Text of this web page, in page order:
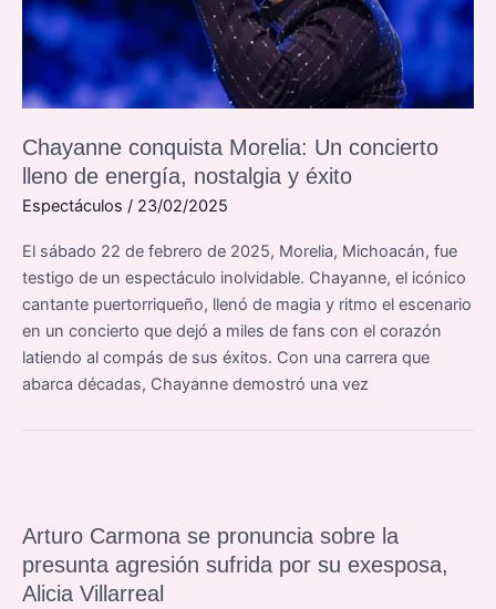
Chayanne conquista Morelia: Un concierto
lleno de energía, nostalgia y éxito
Espectáculos / 23/02/2025
El sábado 22 de febrero de 2025, Morelia, Michoacán, fue
testigo de un espectáculo inolvidable. Chayanne, el icónico
cantante puertorriqueño, llenó de magia y ritmo el escenario
en un concierto que dejó a miles de fans con el corazón
latiendo al compás de sus éxitos. Con una carrera que
abarca décadas, Chayanne demostró una vez
Arturo Carmona se pronuncia sobre la
presunta agresión sufrida por su exesposa,
Alicia Villarreal